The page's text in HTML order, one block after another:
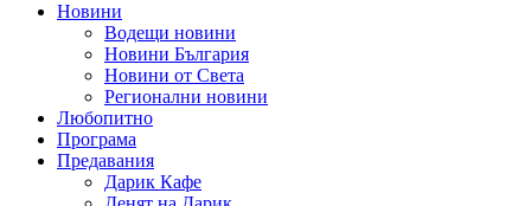
Новини
Водещи новини
Новини България
Новини от Света
Регионални новини
Любопитно
Програма
Предавания
Дарик Кафе